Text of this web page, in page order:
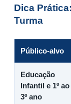
Dica
Turma
Público-alvo
Educação
Infantil e 1º ao
3º ano